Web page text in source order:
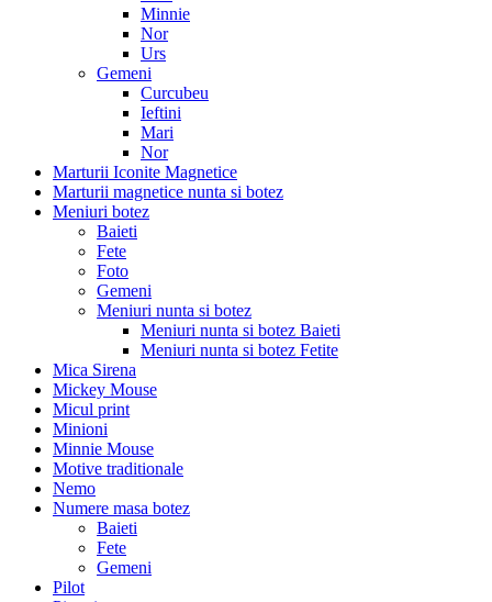
Minnie
Nor
Urs
Gemeni
Curcubeu
Ieftini
Mari
Nor
Marturii Iconite Magnetice
Marturii magnetice nunta si botez
Meniuri botez
Baieti
Fete
Foto
Gemeni
Meniuri nunta si botez
Meniuri nunta si botez Baieti
Meniuri nunta si botez Fetite
Mica Sirena
Mickey Mouse
Micul print
Minioni
Minnie Mouse
Motive traditionale
Nemo
Numere masa botez
Baieti
Fete
Gemeni
Pilot